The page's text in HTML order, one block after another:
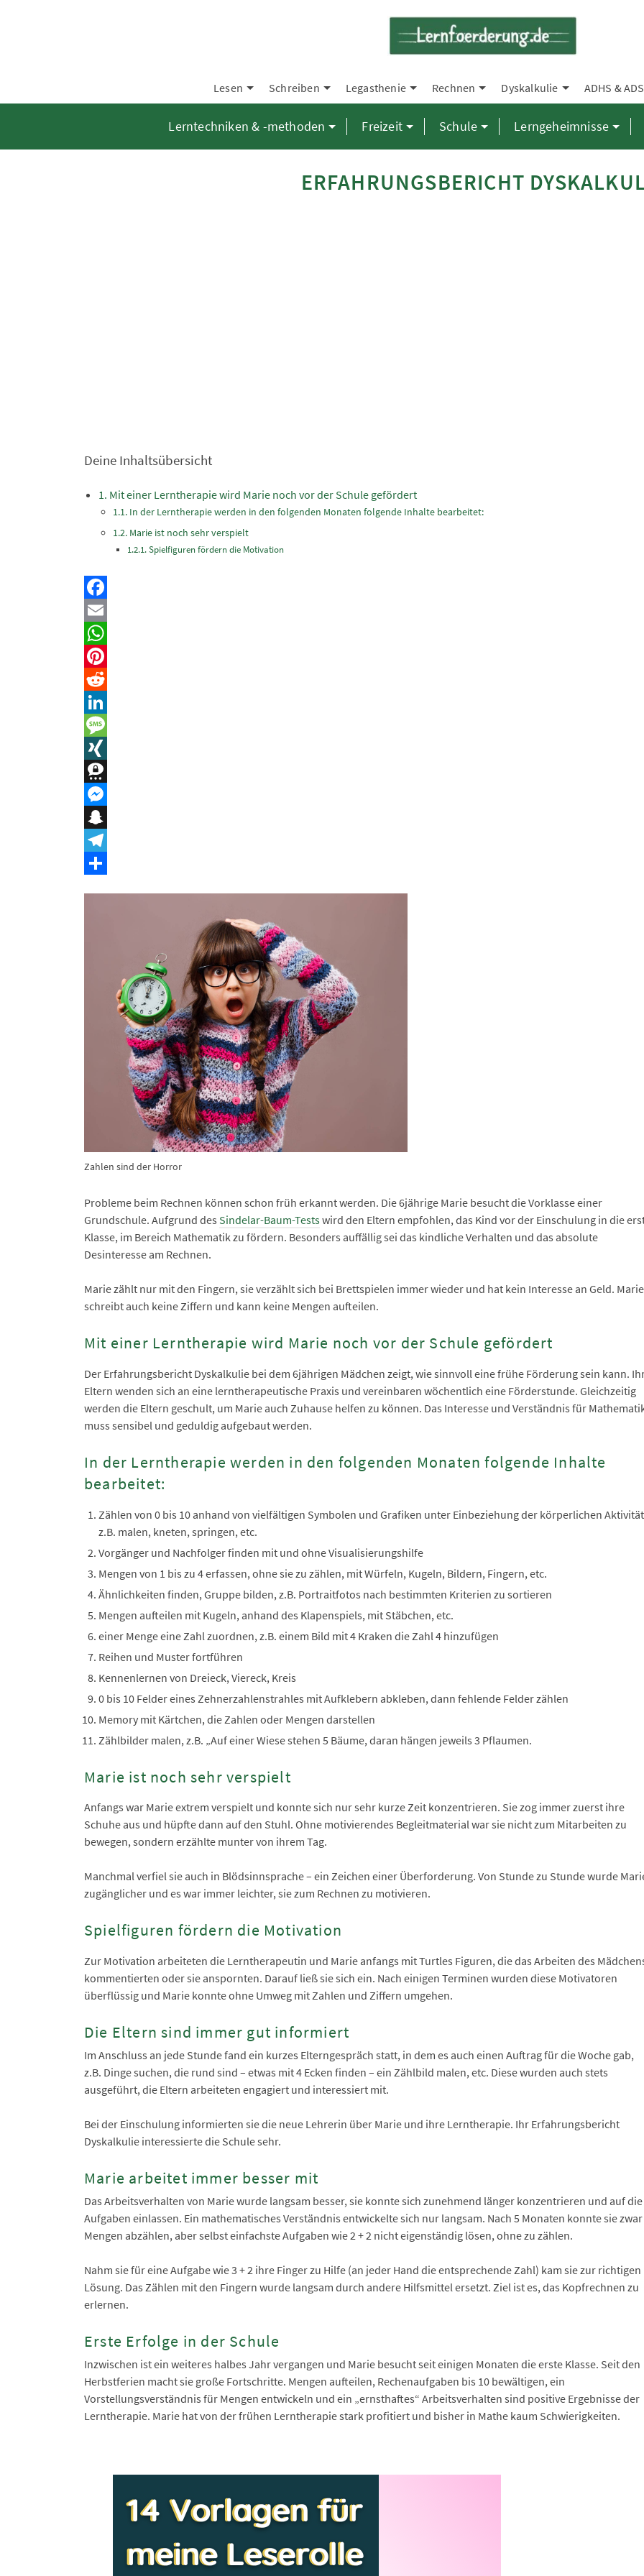
Lesen Schreiben Legasthenie Rechnen Dyskalkulie ADHS & ADS
Lerntechniken & -methoden Freizeit Schule Lerngeheimnisse
ERFAHRUNGSBERICHT
Deine Inhaltsübersicht
Mit einer Lerntherapie wird Marie noch vor der Schule gefördert
In der Lerntherapie werden in den folgenden Monaten folgende Inhalte bearbeitet:
Marie ist noch sehr verspielt
Spielfiguren fördern die Motivation
Facebook
Email
WhatsApp
Pinterest
Reddit
LinkedIn
Message
XING
Threema
Messenger
Snapchat
Telegram
Zahlen sind der Horror
Probleme beim Rechnen können schon früh erkannt werden. Die 6jährige Marie besucht die Vorklasse einer
Grundschule. Aufgrund des Sindelar-Baum-Testswird den Eltern empfohlen, das Kind vor der Einschulung in die
Klasse, im Bereich Mathematik zu fördern. Besonders auffällig sei das kindliche Verhalten und das absolute
Desinteresse am Rechnen.
Marie zählt nur mit den Fingern, sie verzählt sich bei Brettspielen immer wieder und hat kein Interesse an Geld. Marie
schreibt auch keine Ziffern und kann keine Mengen aufteilen.
Mit einer Lerntherapie wird Marie noch vor der Schule gefördert
Der Erfahrungsbericht Dyskalkulie bei dem 6jährigen Mädchen zeigt, wie sinnvoll eine frühe Förderung sein kann.
Eltern wenden sich an eine lerntherapeutische Praxis und vereinbaren wöchentlich eine Förderstunde. Gleichzeitig
werden die Eltern geschult, um Marie auch Zuhause helfen zu können. Das Interesse und Verständnis für
muss sensibel und geduldig aufgebaut werden.
In der Lerntherapie werden in den folgenden Monaten folgende Inhalte
bearbeitet:
Zählen von 0 bis 10 anhand von vielfältigen Symbolen und Grafiken unter Einbeziehung der körperlichen
z.B. malen, kneten, springen, etc.
Vorgänger und Nachfolger finden mit und ohne Visualisierungshilfe
Mengen von 1 bis zu 4 erfassen, ohne sie zu zählen, mit Würfeln, Kugeln, Bildern, Fingern, etc.
Ähnlichkeiten finden, Gruppe bilden, z.B. Portraitfotos nach bestimmten Kriterien zu sortieren
Mengen aufteilen mit Kugeln, anhand des Klapenspiels, mit Stäbchen, etc.
einer Menge eine Zahl zuordnen, z.B. einem Bild mit 4 Kraken die Zahl 4 hinzufügen
Reihen und Muster fortführen
Kennenlernen von Dreieck, Viereck, Kreis
0 bis 10 Felder eines Zehnerzahlenstrahles mit Aufklebern abkleben, dann fehlende Felder zählen
Memory mit Kärtchen, die Zahlen oder Mengen darstellen
Zählbilder malen, z.B. „Auf einer Wiese stehen 5 Bäume, daran hängen jeweils 3 Pflaumen.
Marie ist noch sehr verspielt
Anfangs war Marie extrem verspielt und konnte sich nur sehr kurze Zeit konzentrieren. Sie zog immer zuerst ihre
Schuhe aus und hüpfte dann auf den Stuhl. Ohne motivierendes Begleitmaterial war sie nicht zum Mitarbeiten zu
bewegen, sondern erzählte munter von ihrem Tag.
Manchmal verfiel sie auch in Blödsinnsprache – ein Zeichen einer Überforderung. Von Stunde zu Stunde wurde
zugänglicher und es war immer leichter, sie zum Rechnen zu motivieren.
Spielfiguren fördern die Motivation
Zur Motivation arbeiteten die Lerntherapeutin und Marie anfangs mit Turtles Figuren, die das Arbeiten des
kommentierten oder sie anspornten. Darauf ließ sie sich ein. Nach einigen Terminen wurden diese Motivatoren
überflüssig und Marie konnte ohne Umweg mit Zahlen und Ziffern umgehen.
Die Eltern sind immer gut informiert
Im Anschluss an jede Stunde fand ein kurzes Elterngespräch statt, in dem es auch einen Auftrag für die Woche gab,
z.B. Dinge suchen, die rund sind – etwas mit 4 Ecken finden – ein Zählbild malen, etc. Diese wurden auch stets
ausgeführt, die Eltern arbeiteten engagiert und interessiert mit.
Bei der Einschulung informierten sie die neue Lehrerin über Marie und ihre Lerntherapie. Ihr Erfahrungsbericht
Dyskalkulie interessierte die Schule sehr.
Marie arbeitet immer besser mit
Das Arbeitsverhalten von Marie wurde langsam besser, sie konnte sich zunehmend länger konzentrieren und auf die
Aufgaben einlassen. Ein mathematisches Verständnis entwickelte sich nur langsam. Nach 5 Monaten konnte sie zwar
Mengen abzählen, aber selbst einfachste Aufgaben wie 2 + 2 nicht eigenständig lösen, ohne zu zählen.
Nahm sie für eine Aufgabe wie 3 + 2 ihre Finger zu Hilfe (an jeder Hand die entsprechende Zahl) kam sie zur richtigen
Lösung. Das Zählen mit den Fingern wurde langsam durch andere Hilfsmittel ersetzt. Ziel ist es, das Kopfrechnen zu
erlernen.
Erste Erfolge in der Schule
Inzwischen ist ein weiteres halbes Jahr vergangen und Marie besucht seit einigen Monaten die erste Klasse. Seit den
Herbstferien macht sie große Fortschritte. Mengen aufteilen, Rechenaufgaben bis 10 bewältigen, ein
Vorstellungsverständnis für Mengen entwickeln und ein „ernsthaftes“ Arbeitsverhalten sind positive Ergebnisse der
Lerntherapie. Marie hat von der frühen Lerntherapie stark profitiert und bisher in Mathe kaum Schwierigkeiten.